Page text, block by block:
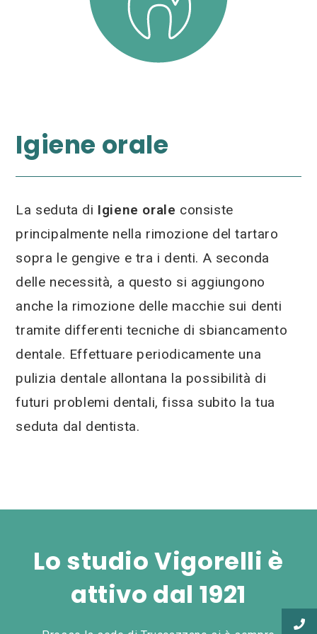
Igiene orale
La seduta di Igiene orale consiste
principalmente nella rimozione del tartaro
sopra le gengive e tra i denti. A seconda
delle necessità, a questo si aggiungono
anche la rimozione delle macchie sui denti
tramite differenti tecniche di sbiancamento
dentale. Effettuare periodicamente una
pulizia dentale allontana la possibilità di
futuri problemi dentali, fissa subito la tua
seduta dal dentista.
Lo studio Vigorelli è
attivo dal 1921